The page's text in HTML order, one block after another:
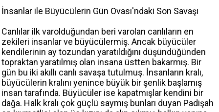
İnsanlar ile Büyücülerin Gün Ovası'ndaki Son Savaşı
Canlılar ilk varolduğundan beri varolan canlıların en
zekileri insanlar ve büyücülermiş. Ancak büyücüler
kendilerinin ay tozundan yaratıldığını düşündüğünden
topraktan yaratılmış olan insana üstten bakarmış. Bir
gün bu iki akıllı canlı savaşa tutulmuş. İnsanların kralı,
büyücülerin kralını yenince büyük bir şenlik başlamış
insan tarafında. Büyücüler ise kapatmışlar kendini bir
dağa. Halk kralı çok güçlü saymış bunları duyan Padişah